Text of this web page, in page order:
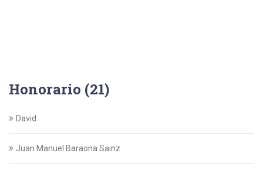
Honorario (21)
David
Juan Manuel Baraona Sainz